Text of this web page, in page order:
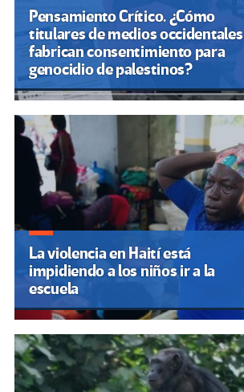
Pensamiento Crítico. ¿Cómo
titulares de medios occidentales
fabrican consentimiento para
genocidio de palestinos?
La violencia en Haití está
impidiendo a los niños ir a la
escuela